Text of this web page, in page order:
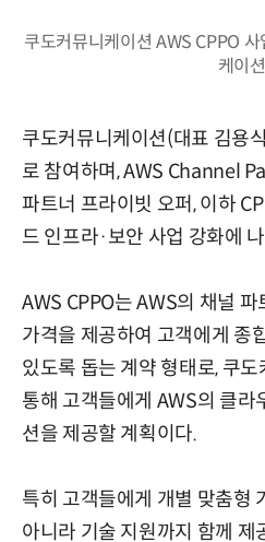
쿠도커뮤니케이션 AWS CPPO
케이
쿠도커뮤니케이션(대표 김용
로 참여하며, AWS Channel
파트너 프라이빗 오퍼, 이하
드 인프라·보안 사업 강화에
AWS CPPO는 AWS의 채널
가격을 제공하여 고객에게 종
있도록 돕는 계약 형태로, 쿠
통해 고객들에게 AWS의 클라
션을 제공할 계획이다.
특히 고객들에게 개별 맞춤형
아니라 기술 지원까지 함께 제